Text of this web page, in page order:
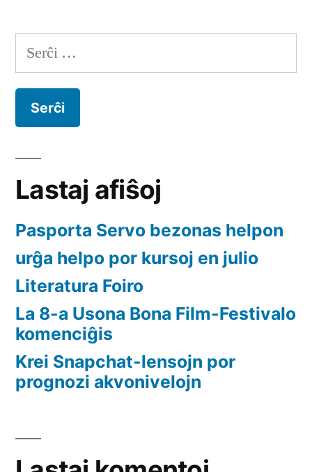
Asocio
Serĉu:
Lastaj afiŝoj
Pasporta Servo bezonas helpon
urĝa helpo por kursoj en julio
Literatura Foiro
La 8-a Usona Bona Film-Festivalo
komenciĝis
Krei Snapchat-lensojn por
prognozi akvonivelojn